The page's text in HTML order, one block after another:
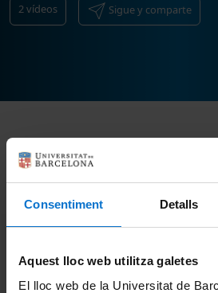
Consentiment Detalls
Aquest lloc web utilitza galetes
El lloc web de la Universitat de
2vídeos Sigue y comparte
Ordenar